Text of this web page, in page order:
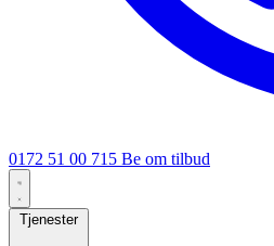
0172 51 00 715 Be om tilbud
Tjenester